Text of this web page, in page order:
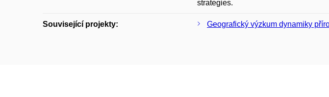
strategies.
Související projekty: Geografický výzkum dynamiky